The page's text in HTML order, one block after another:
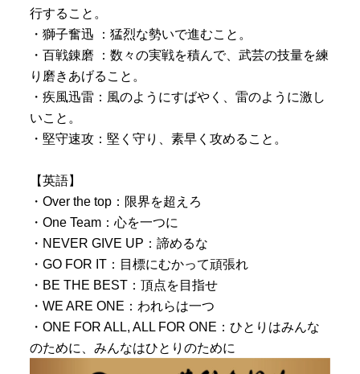
行すること。
・獅子奮迅 ：猛烈な勢いで進むこと。
・百戦錬磨 ：数々の実戦を積んで、武芸の技量を練
り磨きあげること。
・疾風迅雷：風のようにすばやく、雷のように激し
いこと。
・堅守速攻：堅く守り、素早く攻めること。
【英語】
・Over the top：限界を超えろ
・One Team：心を一つに
・NEVER GIVE UP：諦めるな
・GO FOR IT：目標にむかって頑張れ
・BE THE BEST：頂点を目指せ
・WE ARE ONE：われらは一つ
・ONE FOR ALL, ALL FOR ONE：ひとりはみんな
のために、みんなはひとりのために